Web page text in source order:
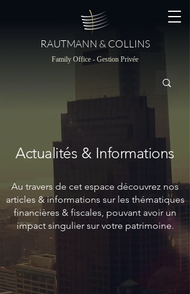
RAUTMANN & COLLINS
Family Office - Gestion Privée
Actualités & Informations
Au travers de cet espace découvrez nos
articles & informations sur les thématiques
financières & fiscales, pouvant avoir un
impact singulier sur votre patrimoine.